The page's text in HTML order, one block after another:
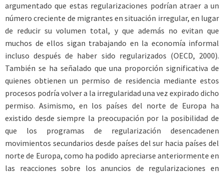
argumentado que estas regularizaciones podrían atraer a un
número creciente de migrantes en situación irregular, en lugar
de reducir su volumen total, y que además no evitan que
muchos de ellos sigan trabajando en la economía informal
incluso después de haber sido regularizados (OECD, 2000).
También se ha señalado que una proporción significativa de
quienes obtienen un permiso de residencia mediante estos
procesos podría volver a la irregularidad una vez expirado dicho
permiso. Asimismo, en los países del norte de Europa ha
existido desde siempre la preocupación por la posibilidad de
que los programas de regularización desencadenen
movimientos secundarios desde países del sur hacia países del
norte de Europa, como ha podido apreciarse anteriormente en
las reacciones sobre los anuncios de regularizaciones en